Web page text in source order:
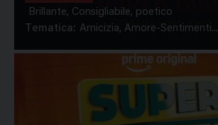
Brillante, Consigliabile, poetico
Tematica: Amicizia, Amore-Sentimenti...